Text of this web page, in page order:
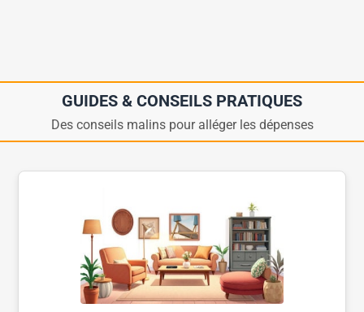
GUIDES & CONSEILS PRATIQUES
Des conseils malins pour alléger les dépenses